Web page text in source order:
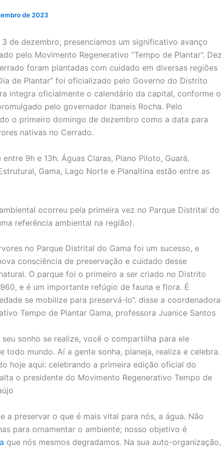
de 2023
de dezembro, presenciamos um significativo avanço
pelo Movimento Regenerativo “Tempo de Plantar”. Dez
foram plantadas com cuidado em diversas regiões
de Plantar” foi oficializado pelo Governo do Distrito
integra oficialmente o calendário da capital, conforme o
pelo governador Ibaneis Rocha. Pelo
o primeiro domingo de dezembro como a data para
nativas no Cerrado.
9h e 13h. Águas Claras, Plano Piloto, Guará,
Gama, Lago Norte e Planaltina estão entre as
ocorreu pela primeira vez no Parque Distrital do
referência ambiental na região).
no Parque Distrital do Gama foi um sucesso, e
consciência de preservação e cuidado desse
O parque foi o primeiro a ser criado no Distrito
e é um importante refúgio de fauna e flora. É
se mobilize para preservá-lo”. disse a coordenadora
Tempo de Plantar Gama, professora Juanice Santos
seu sonho se realize, você o compartilha para ele
todo mundo. Aí a gente sonha, planeja, realiza e celebra.
hoje aqui: celebrando a primeira edição oficial do
o presidente do Movimento Regenerativo Tempo de
a preservar o que é mais vital para nós, a água. Não
para ornamentar o ambiente; nosso objetivo é
que nós mesmos degradamos. Na sua auto-organização,